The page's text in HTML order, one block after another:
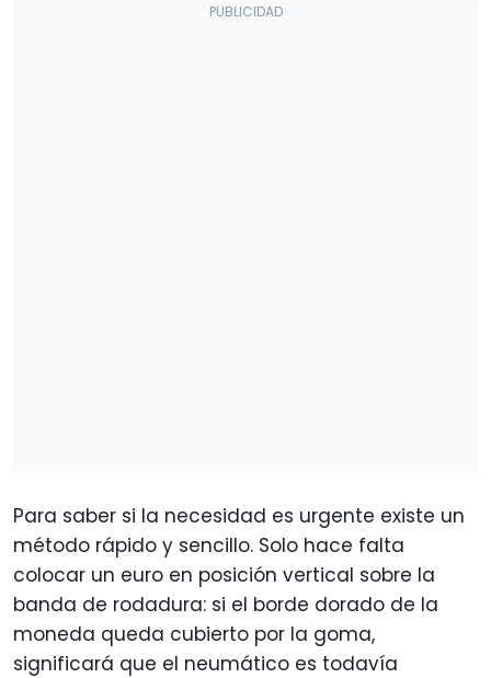
Para saber si la necesidad es urgente existe un
método rápido y sencillo. Solo hace falta
colocar un euro en posición vertical sobre la
banda de rodadura: si el borde dorado de la
moneda queda cubierto por la goma,
significará que el neumático es todavía